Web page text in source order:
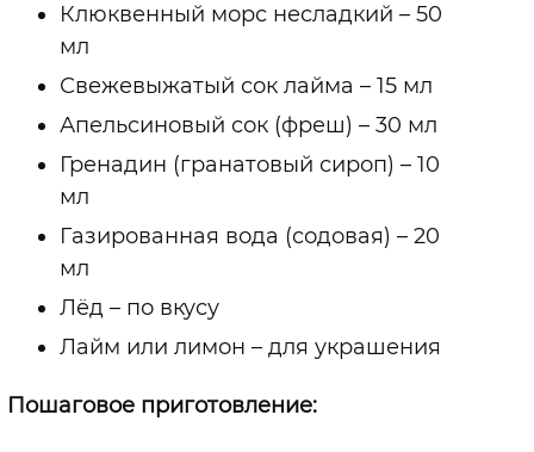
Клюквенный морс несладкий –50
мл
Свежевыжатый сок лайма –15 мл
Апельсиновый сок (фреш) –30 мл
Гренадин (гранатовый сироп) –10
мл
Газированная вода (содовая) –20
мл
Лёд –по вкусу
Лайм или лимон –для украшения
Пошаговое приготовление: